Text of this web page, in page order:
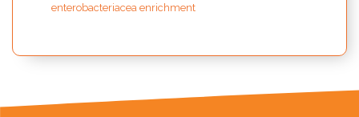
enterobacteriacea enrichment